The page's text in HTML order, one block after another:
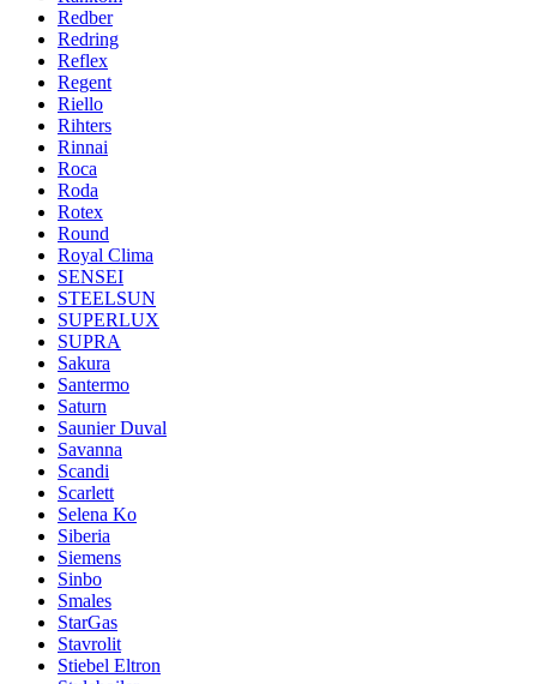
Redber
Redring
Reflex
Regent
Riello
Rihters
Rinnai
Roca
Roda
Rotex
Round
Royal Clima
SENSEI
STEELSUN
SUPERLUX
SUPRA
Sakura
Santermo
Saturn
Saunier Duval
Savanna
Scandi
Scarlett
Selena Ko
Siberia
Siemens
Sinbo
Smales
StarGas
Stavrolit
Stiebel Eltron